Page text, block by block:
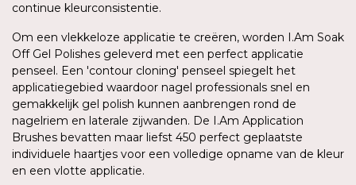
continue kleurconsistentie.
Om een vlekkeloze applicatie te creëren, worden I.Am Soak
Off Gel Polishes geleverd met een perfect applicatie
penseel. Een 'contour cloning' penseel spiegelt het
applicatiegebied waardoor nagel professionals snel en
gemakkelijk gel polish kunnen aanbrengen rond de
nagelriem en laterale zijwanden. De I.Am Application
Brushes bevatten maar liefst 450 perfect geplaatste
individuele haartjes voor een volledige opname van de kleur
en een vlotte applicatie.